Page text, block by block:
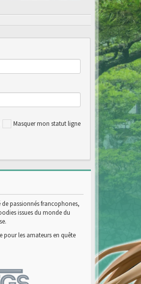
Masquer mon statut ligne
passionnés francophones,
issues du monde du
pour les amateurs en quête